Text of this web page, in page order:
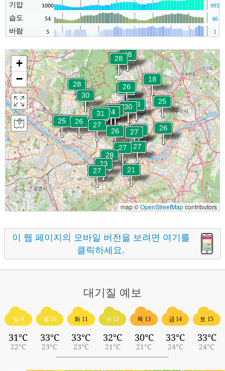
기압 1000 993
습도 54 46
바람 5 1
+
−
map ©OpenStreetMapcontributors
이 웹 페이지의 모바일 버전을 보려면 여기를
클릭하세요.
대기질 예보
일 9
31°C
22°C
월 10
33°C
23°C
화 11
33°C
23°C
수 12
32°C
21°C
목 13
30°C
21°C
금 14
33°C
24°C
토 15
33°C
24°C